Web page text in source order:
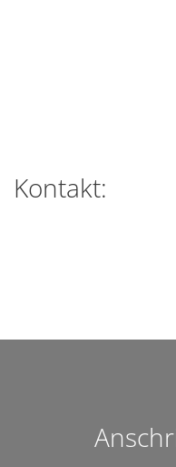
Kontakt: